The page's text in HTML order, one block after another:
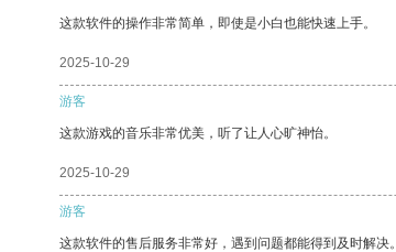
这款软件的操作非常简单，即使是小白也能快速上手。
2025-10-29
游客
这款游戏的音乐非常优美，听了让人心旷神怡。
2025-10-29
游客
这款软件的售后服务非常好，遇到问题都能得到及时解决。